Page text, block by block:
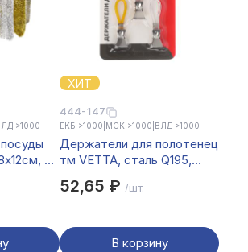
>1000
2
ХИТ
444-147
ЕКБ >1000 МСК >1000 ВЛД >1000
Держатели для полотенец
тм VETTA, сталь Q195,
52,65 ₽ /шт.
В корзину